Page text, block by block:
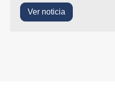
Ver noticia